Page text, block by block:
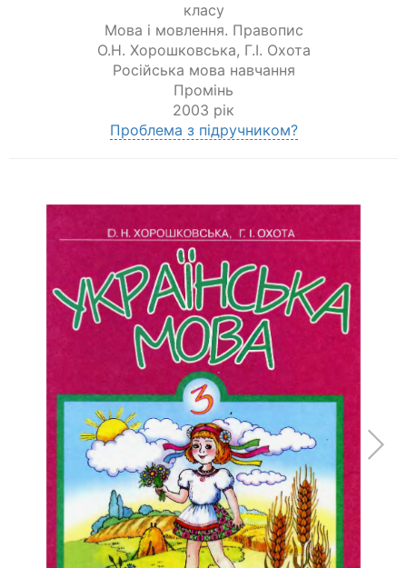
класу
Мова і мовлення. Правопис
О.Н. Хорошковська, Г.І. Охота
Російська мова навчання
Промінь
2003 рік
Проблема з підручником?